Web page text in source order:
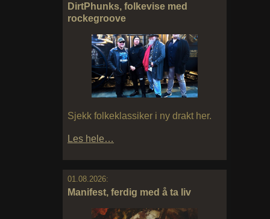
DirtPhunks, folkevise med
rockegroove
Sjekk folkeklassiker i ny drakt her.
Les hele…
01.08.2026:
Manifest, ferdig med å ta liv